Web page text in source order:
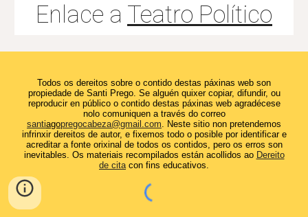
Enlace a Teatro Político
Todos os dereitos sobre o contido destas páxinas web son
propiedade de Santi Prego. Se alguén quixer copiar, difundir, ou
reproducir en público ocontido destas páxinas web agradécese
nolo comuniquen a través do correo
santiagopregocabeza@gmail.com. Neste sitio non pretendemos
infrinxirdereitos de autor, e fixemos todo o posible poridentificar e
acreditar a fonte orixinal de todos os contidos, pero os erros son
inevitables. Os materiais recompilados están acollidos ao Dereito
de citacon fins educativos.